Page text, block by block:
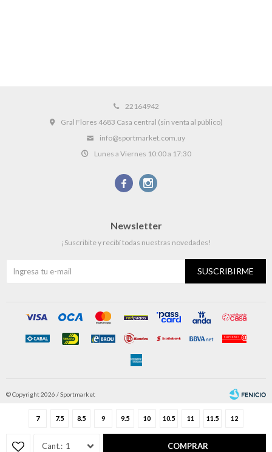
7 7.5 8.5 9 9.5 10 10.5 11 11.5 12
1 COMPRAR
22164942
Gral Flores 4683 Casa central (sin venta al público)
info@sportmarket.com.uy
Lunes a Viernes 10:00 a 17:30
 
Newsletter
¡Suscribite y recibí todas nuestras novedades!
SUSCRIBIRME
© Copyright 2026 / Sportmarket